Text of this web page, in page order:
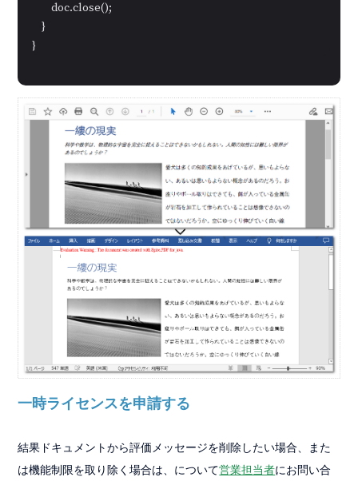
        doc.close();
    }
}
一時ライセンスを申請する
結果ドキュメントから評価メッセージを削除したい場合、また
は機能制限を取り除く場合は、について営業担当者にお問い合